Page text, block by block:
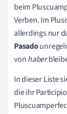
beim
Verben.Im
allerdings nur
Pasado
vonhaber
In dieser Liste
die ihr